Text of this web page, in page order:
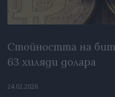
Стойността на
63 хиляди долара
24.02.2026